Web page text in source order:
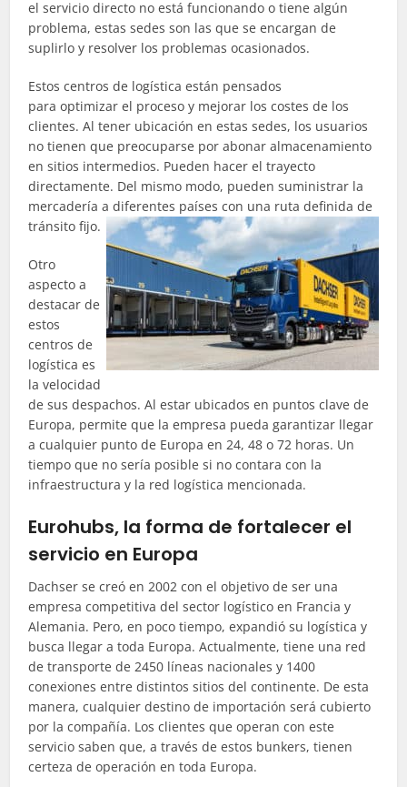
el servicio directo no está funcionando o tiene algún
problema, estas sedes son las que se encargan de
suplirlo y resolver los problemas ocasionados.
Estos centros de logística están pensados
para optimizar el proceso y mejorar los costes de los
clientes. Al tener ubicación en estas sedes, los usuarios
no tienen que preocuparse por abonar almacenamiento
en sitios intermedios. Pueden hacer el trayecto
directamente. Del mismo modo, pueden suministrar la
mercadería a diferentes países con una ruta definida de
tránsito fijo.
Otro
aspecto a
destacar de
estos
centros de
logística es
la velocidad
de sus despachos. Al estar ubicados en puntos clave de
Europa, permite que la empresa pueda garantizar llegar
a cualquier punto de Europa en 24, 48 o 72 horas. Un
tiempo que no sería posible si no contara con la
infraestructura y la red logística mencionada.
Eurohubs, la forma de fortalecer el
servicio en Europa
Dachser se creó en 2002 con el objetivo de ser una
empresa competitiva del sector logístico en Francia y
Alemania. Pero, en poco tiempo, expandió su logística y
busca llegar a toda Europa. Actualmente, tiene una red
de transporte de 2450 líneas nacionales y 1400
conexiones entre distintos sitios del continente. De esta
manera, cualquier destino de importación será cubierto
por la compañía. Los clientes que operan con este
servicio saben que, a través de estos bunkers, tienen
certeza de operación en toda Europa.